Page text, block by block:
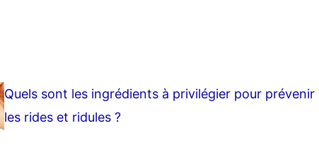
Quels sont les ingrédients à privilégier pour prévenir
les rides et ridules ?